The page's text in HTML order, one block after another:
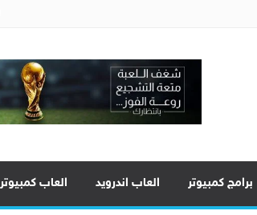
برامج كمبيوتر العاب اندرويد العاب كمبيوتر